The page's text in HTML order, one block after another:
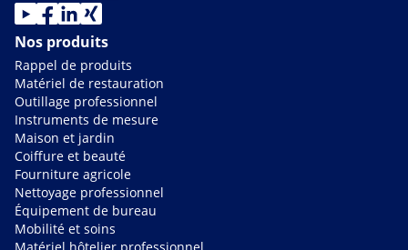
Nos produits
Rappel de produits
Matériel de restauration
Outillage professionnel
Instruments de mesure
Maison et jardin
Coiffure et beauté
Fourniture agricole
Nettoyage professionnel
Équipement de bureau
Mobilité et soins